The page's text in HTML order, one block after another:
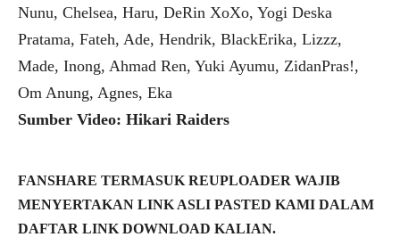
Nunu, Chelsea, Haru, DeRin XoXo, Yogi Deska
Pratama, Fateh, Ade, Hendrik, BlackErika, Lizzz,
Made, Inong, Ahmad Ren, Yuki Ayumu, ZidanPras!,
Om Anung, Agnes, Eka
Sumber Video: Hikari Raiders
FANSHARE TERMASUK REUPLOADER WAJIB
MENYERTAKAN LINK ASLI PASTED KAMI DALAM
DAFTAR LINK DOWNLOAD KALIAN.